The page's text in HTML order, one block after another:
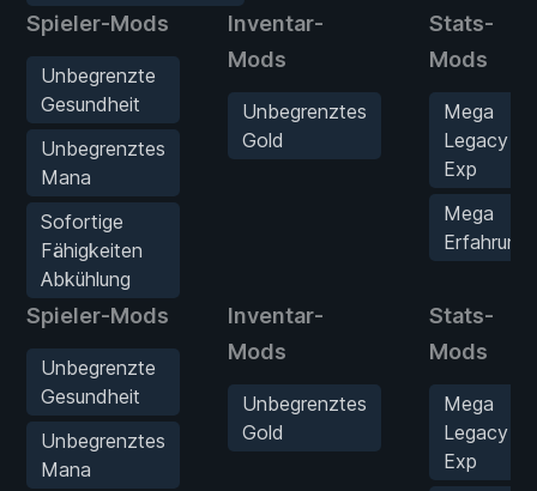
Spieler-Mods
Unbegrenzte
Gesundheit
Unbegrenztes
Mana
Sofortige
Fähigkeiten
Abkühlung
Inventar-
Mods
Unbegrenztes
Gold
Stats-
Mods
Mega
Legacy
Exp
Mega
Erfahrung
Spieler-Mods
Unbegrenzte
Gesundheit
Unbegrenztes
Mana
Inventar-
Mods
Unbegrenztes
Gold
Stats-
Mods
Mega
Legacy
Exp